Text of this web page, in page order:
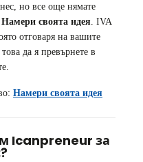
но все още нямате
Намери своята идея . IVA
отговаря на вашите
да я превърнете в
Намери своята идея
Icanpreneur за